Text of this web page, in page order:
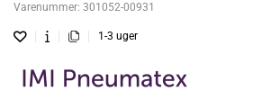
Varenummer: 301052-00931
1-3 uger